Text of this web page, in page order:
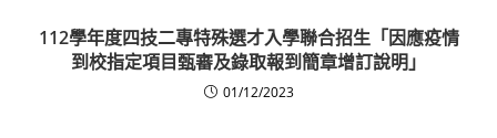
112學年度四技二專特殊選才入學聯合招生「因應疫情
到校指定項目甄審及錄取報到簡章增訂說明」
01/12/2023